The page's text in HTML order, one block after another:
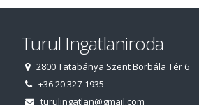
Turul Ingatlaniroda
2800 Tatabánya Szent Borbála Tér 6
+36 20 327-1935
turulingatlan@gmail.com